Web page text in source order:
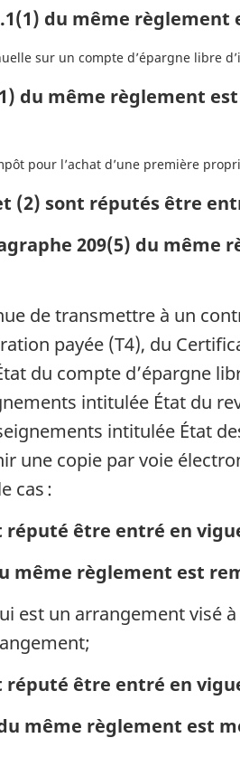
du même
sur un compte d’épargne libre
du même règlement
pour l’achat d’une première
(2) sont réputés être
209(5) du même
de transmettre à un
payée (T4), du
du compte d’épargne
intitulée État du
intitulée État
une copie par voie
cas :
réputé être entré en
même règlement est
est un arrangement visé
réputé être entré en
du même règlement est